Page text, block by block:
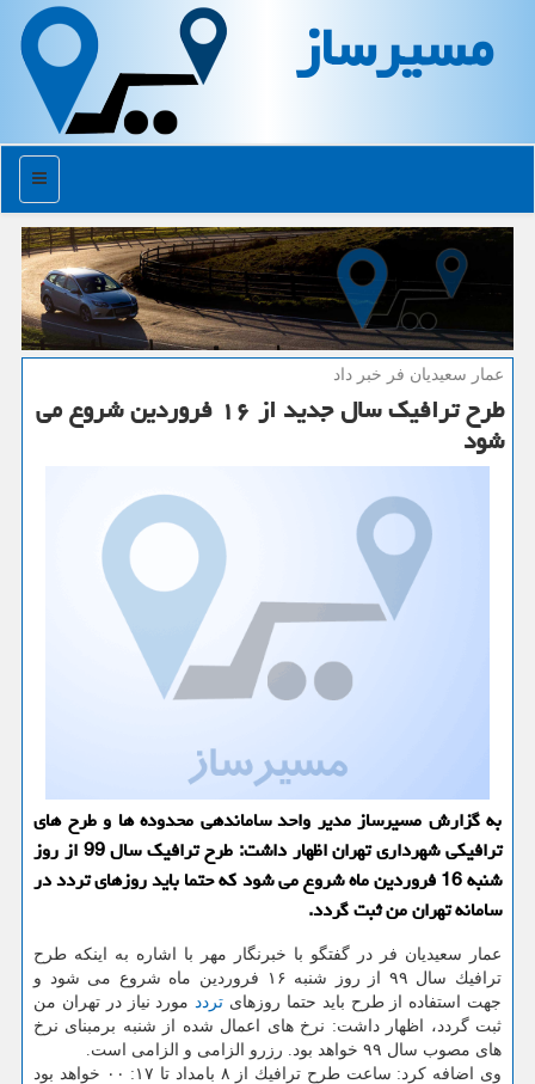
مسیرساز
منو
عمار سعیدیان فر خبر داد
طرح ترافیك سال جدید از ۱۶ فروردین شروع می
شود
به گزارش مسیرساز مدیر واحد ساماندهی محدوده ها و طرح های
ترافیكی شهرداری تهران اظهار داشت: طرح ترافیك سال 99 از روز
شنبه 16 فروردین ماه شروع می شود كه حتما باید روزهای تردد در
سامانه تهران من ثبت گردد.
عمار سعیدیان فر در گفتگو با خبرنگار مهر با اشاره به اینكه طرح
ترافیك سال ۹۹ از روز شنبه ۱۶ فروردین ماه شروع می شود و
جهت استفاده از طرح باید حتما روزهای تردد مورد نیاز در تهران من
ثبت گردد، اظهار داشت: نرخ های اعمال شده از شنبه برمبنای نرخ
های مصوب سال ۹۹ خواهد بود. رزرو الزامی و الزامی است.
وی اضافه كرد: ساعت طرح ترافیك از ۸ بامداد تا ۱۷: ۰۰ خواهد بود